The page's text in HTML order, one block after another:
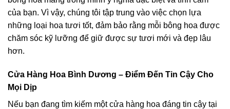
của bạn. Vì vậy, chúng tôi tập trung vào việc chọn lựa
những loại hoa tươi tốt, đảm bảo rằng mỗi bông hoa được
chăm sóc kỹ lưỡng để giữ được sự tươi mới và đẹp lâu
hơn.
Cửa Hàng Hoa Bình Dương – Điểm Đến Tin Cậy Cho
Mọi Dịp
Nếu bạn đang tìm kiếm một cửa hàng hoa đáng tin cậy tại